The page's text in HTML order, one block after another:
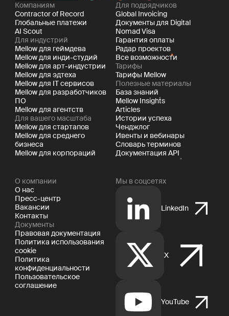
Компаниям
Contractor of Record
Глобальные платежи
AI Scout
Для индустрий
Mellow для геймдева
Mellow для инди-студий
Mellow для арт-индустрии
Mellow для эдтеха
Mellow для IT сервисов
Mellow для разработчиков
ПО
Mellow для агентств
Для вашего масштаба
Mellow для стартапов
Mellow для среднего
бизнеса
Mellow для корпораций
Для подрядчиков
Global Invoicing
Документы для Digital
Nomad Visa
Гарантия оплаты
Радар проектов
Все возможности
Тарифы
Тарифы Mellow
Полезные материалы
База знаний
Mellow Insights
Articles
Истории успеха
Ченджлог
Ивенты и вебинары
Словарь терминов
Документация API
О компании
О нас
Пресс-центр
Вакансии
Контакты
Документы
Правовая документация
Политика использования
cookie
Политика
конфиденциальности
Пользовательское
соглашение
Мы в соцсетях
LinkedIn
X
YouTube